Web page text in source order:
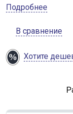
Подробнее
В сравнение
Хотите